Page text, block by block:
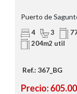
Puerto de
4 3
204m2 util
Ref.: 367_BG
Precio: